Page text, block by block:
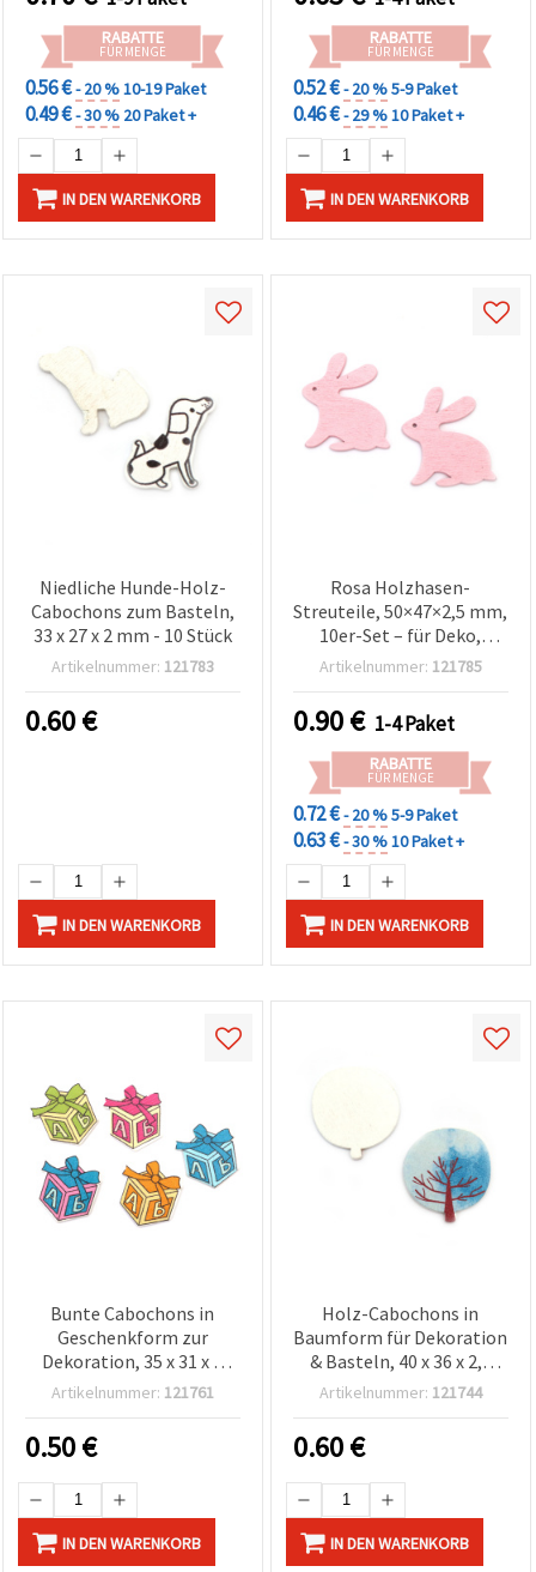
RABATTE
FÜR MENGE
0.56 €- 20 %10-19 Paket
0.49 €- 30 % 20 Paket +
IN DEN WARENKORB
RABATTE
FÜR MENGE
0.52 €- 20 %5-9 Paket
0.46 €- 29 %10 Paket +
IN DEN WARENKORB
Niedliche Hunde-Holz-
Cabochons zum Basteln,
33 x 27 x 2 mm - 10 Stück
Artikelnummer: 121783
0.60€
IN DEN WARENKORB
Rosa Holzhasen-
Streuteile, 50×47×2,5 mm,
10er-Set – für Deko,
Basteln, Scrapbooking,
Osterprojekte
Artikelnummer: 121785
0.90€ 1-4 Paket
RABATTE
FÜR MENGE
0.72 €- 20 %5-9 Paket
0.63 €- 30 %10 Paket +
IN DEN WARENKORB
Bunte Cabochons in
Geschenkform zur
Dekoration, 35 x 31 x 3
mm, MIX – 10 Stück
Artikelnummer: 121761
0.50€
IN DEN WARENKORB
Holz-Cabochons in
Baumform für Dekoration
& Basteln, 40 x 36 x 2,5
mm – 10 Stück
Artikelnummer: 121744
0.60€
IN DEN WARENKORB